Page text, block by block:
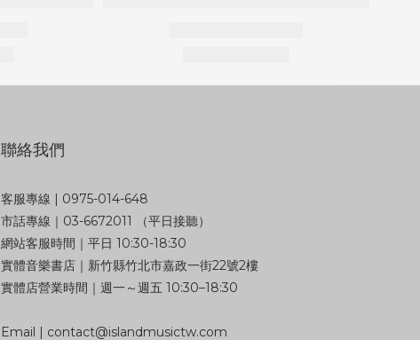
聯絡我們
客服專線 | 0975-014-648
市話專線｜03-6672011 （平日接聽）
網站客服時間｜平日 10:30-18:30
實體音樂書店｜新竹縣竹北市嘉政一街22號2樓
實體店營業時間｜週一～週五 10:30–18:30
Email | contact@islandmusictw.com